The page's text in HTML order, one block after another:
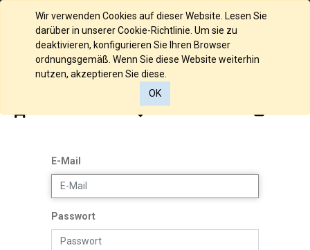
Deutsch
0
Wir verwenden Cookies auf dieser Website. Lesen Sie
darüber in unserer Cookie-Richtlinie. Um sie zu
deaktivieren, konfigurieren Sie Ihren Browser
ordnungsgemäß. Wenn Sie diese Website weiterhin
nutzen, akzeptieren Sie diese.
OK
E-Mail
Passwort